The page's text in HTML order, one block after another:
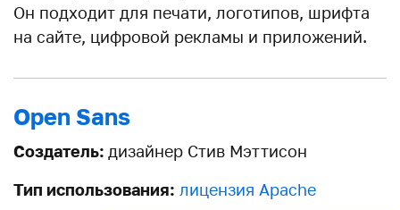
Он подходит для печати, логотипов, шрифта
на сайте, цифровой рекламы и приложений.
Open Sans
Создатель: дизайнер Стив Мэттисон
Тип использования: лицензия Apache